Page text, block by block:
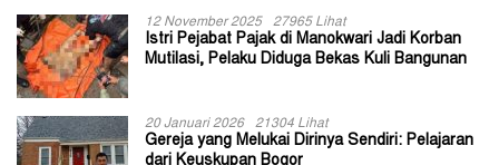
12 November 2025 27965 Lihat
Istri Pejabat Pajak di Manokwari Jadi Korban
Mutilasi, Pelaku Diduga Bekas Kuli Bangunan
20 Januari 2026 21304 Lihat
Gereja yang Melukai Dirinya Sendiri: Pelajaran
dari Keuskupan Bogor